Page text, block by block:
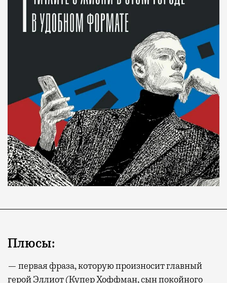
Плюсы:
— первая фраза, которую произносит главный
герой Эллиот (Купер Хоффман, сын покойного